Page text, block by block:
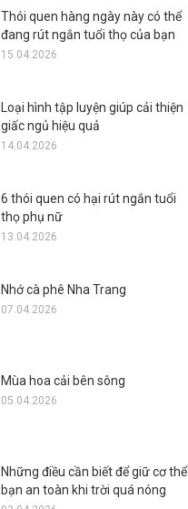
Thói quen hàng ngày này có thể
đang rút ngắn tuổi thọ của bạn
15.04.2026
Loại hình tập luyện giúp cải thiện
giấc ngủ hiệu quả
14.04.2026
6 thói quen có hại rút ngắn tuổi
thọ phụ nữ
13.04.2026
Nhớ cà phê Nha Trang
07.04.2026
Mùa hoa cải bên sông
05.04.2026
Những điều cần biết để giữ cơ thể
bạn an toàn khi trời quá nóng